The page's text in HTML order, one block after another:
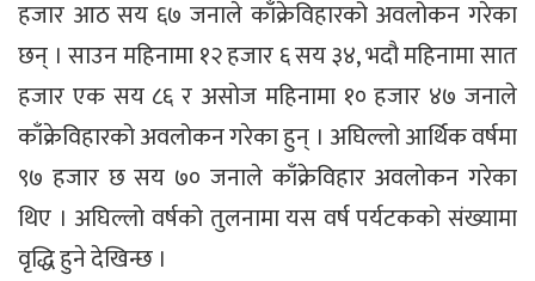
हजार आठ सय ६७ जनाले काँक्रेविहारको अवलोकन गरेका
छन् । साउन महिनामा १२ हजार ६ सय ३४, भदौ महिनामा सात
हजार एक सय ८६ र असोज महिनामा १० हजार ४७ जनाले
काँक्रेविहारको अवलोकन गरेका हुन् । अघिल्लो आर्थिक वर्षमा
९७ हजार छ सय ७० जनाले काँक्रेविहार अवलोकन गरेका
थिए । अघिल्लो वर्षको तुलनामा यस वर्ष पर्यटकको संख्यामा
वृद्धि हुने देखिन्छ ।